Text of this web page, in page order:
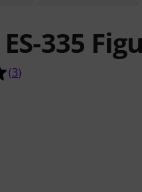
335
5.0 z 5 hvězdiček z
(3)